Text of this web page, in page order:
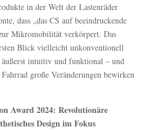
in der Welt der Lastenräder
dass „das CS auf beeindruckende
Mikromobilität verkörpert. Das
Blick vielleicht unkonventionell
äußerst intuitiv und funktional – und
große Veränderungen bewirken
Award 2024: Revolutionäre
Design im Fokus